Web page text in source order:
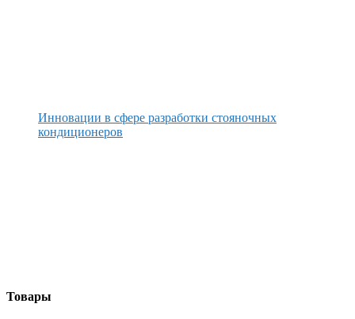
Инновации в сфере разработки стояночных
кондиционеров
Товары